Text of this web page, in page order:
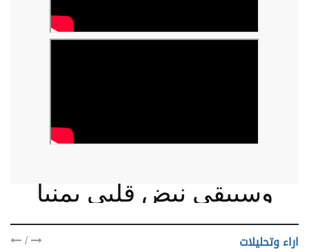
وسيبقى نبض قلبي يمنيا
اراء وتحليلات /